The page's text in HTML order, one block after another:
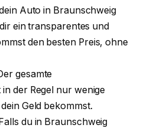
Auto in Braunschweig
ein transparentes und
den besten Preis, ohne
gesamte
der Regel nur wenige
Geld bekommst.
du in Braunschweig